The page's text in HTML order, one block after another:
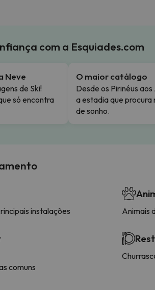
com a Esquiades.com
Neve
de Ski!
só encontra
O maior catálogo
Desde os Pirinéus
a estadia que procura
de sonho.
instalações
comuns
Animais